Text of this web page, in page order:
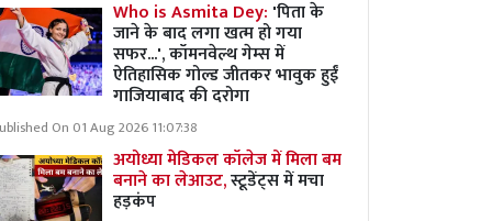
Who is Asmita Dey: 'पिता के
जाने के बाद लगा खत्म हो गया
सफर...', कॉमनवेल्थ गेम्स में
ऐतिहासिक गोल्ड जीतकर भावुक हुईं
गाजियाबाद की दरोगा
On 01 Aug 2026 11:07:38
अयोध्या मेडिकल कॉलेज में मिला बम
बनाने का लेआउट,स्टूडेंट्स में मचा
हड़कंप